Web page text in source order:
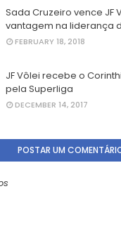
Sada Cruzeiro vence JF
vantagem na liderança
FEBRUARY 18, 2018
JF Vôlei recebe o
pela Superliga
DECEMBER 14, 2017
POSTAR UM